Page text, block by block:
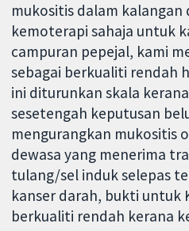
mukositis dalam kalangan
kemoterapi sahaja untuk
campuran pepejal, kami
sebagai berkualiti rendah
ini diturunkan skala
sesetengah keputusan
mengurangkan mukositis
dewasa yang menerima
tulang/sel induk selepas
kanser darah, bukti untuk
berkualiti rendah kerana